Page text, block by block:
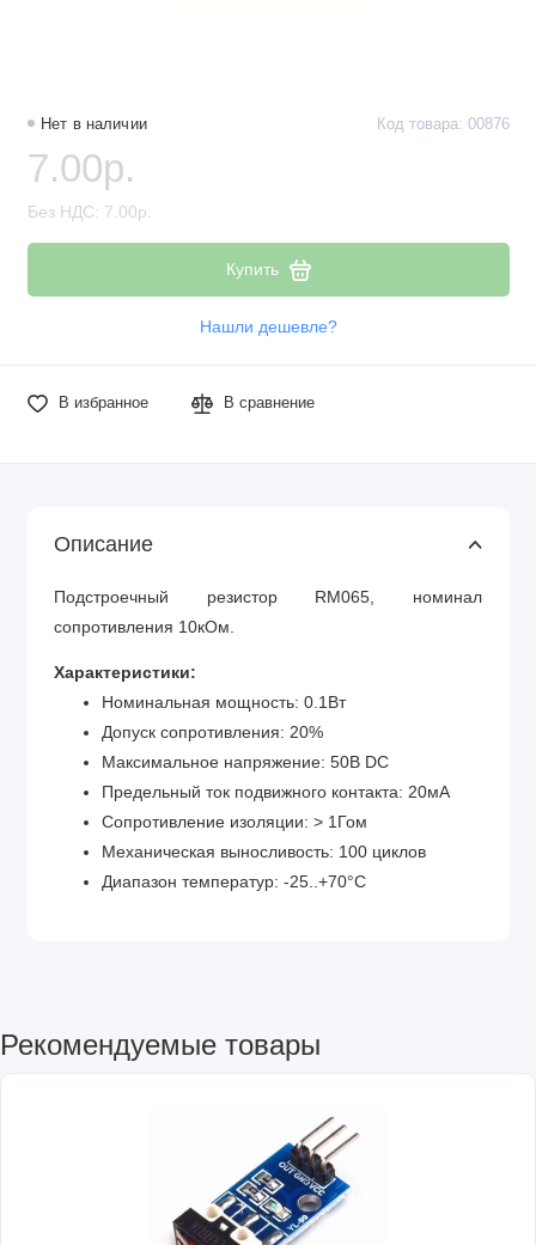
Резисторы
Реле
Стабилизаторы питания
Транзисторы
Нет в наличии Код товара: 00876
7.00р.
Без НДС: 7.00р.
Купить
Нашли дешевле?
В избранное В сравнение
Описание
Подстроечный резистор RM065, номинал
сопротивления 10кОм.
Характеристики:
Номинальная мощность: 0.1Вт
Допуск сопротивления: 20%
Максимальное напряжение: 50В DC
Предельный ток подвижного контакта: 20мА
Сопротивление изоляции: > 1Гом
Механическая выносливость: 100 циклов
Диапазон температур: -25..+70°С
Рекомендуемые товары